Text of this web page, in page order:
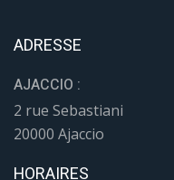
ADRESSE
AJACCIO :
2 rue Sebastiani
20000 Ajaccio
HORAIRES